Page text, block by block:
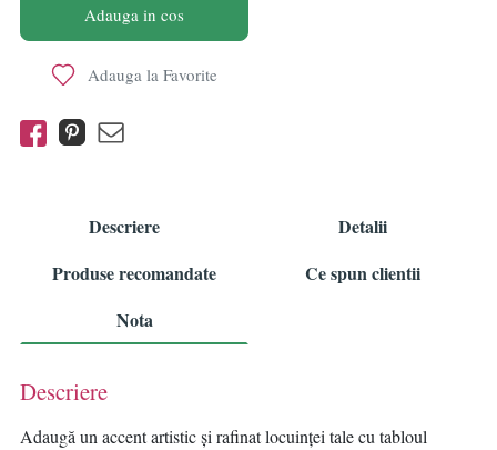
Adauga in cos
Adauga la Favorite
Descriere
Detalii
Produse recomandate
Ce spun clientii
Nota
Descriere
Adaugă un accent artistic și rafinat locuinței tale cu tabloul